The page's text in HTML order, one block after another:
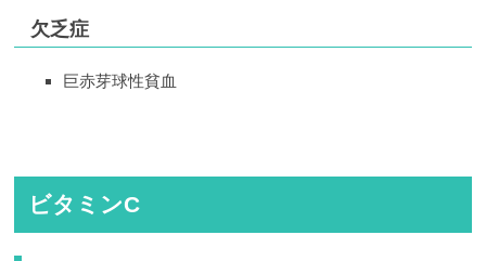
欠乏症
巨赤芽球性貧血
ビタミンC